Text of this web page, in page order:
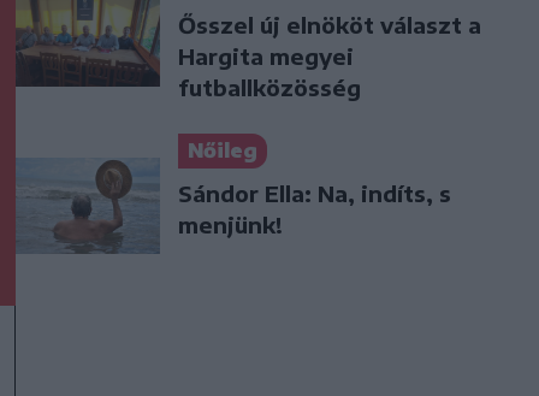
Ősszel új elnököt választ a
Hargita megyei
futballközösség
Nőileg
Sándor Ella: Na, indíts, s
menjünk!